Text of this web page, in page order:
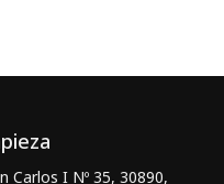
Carlos I Nº 35, 30890,